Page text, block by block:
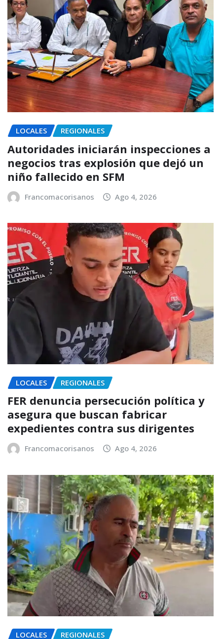
LOCALES REGIONALES
Autoridades iniciarán inspecciones a
negocios tras explosión que dejó un
niño fallecido en SFM
Francomacorisanos Ago 4, 2026
LOCALES REGIONALES
FER denuncia persecución política y
asegura que buscan fabricar
expedientes contra sus dirigentes
Francomacorisanos Ago 4, 2026
LOCALES REGIONALES